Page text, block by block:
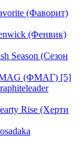
(Фаворит)
(Фенвик)
Season (Сезон
(ФМАГ) [5]
Rise (Херти